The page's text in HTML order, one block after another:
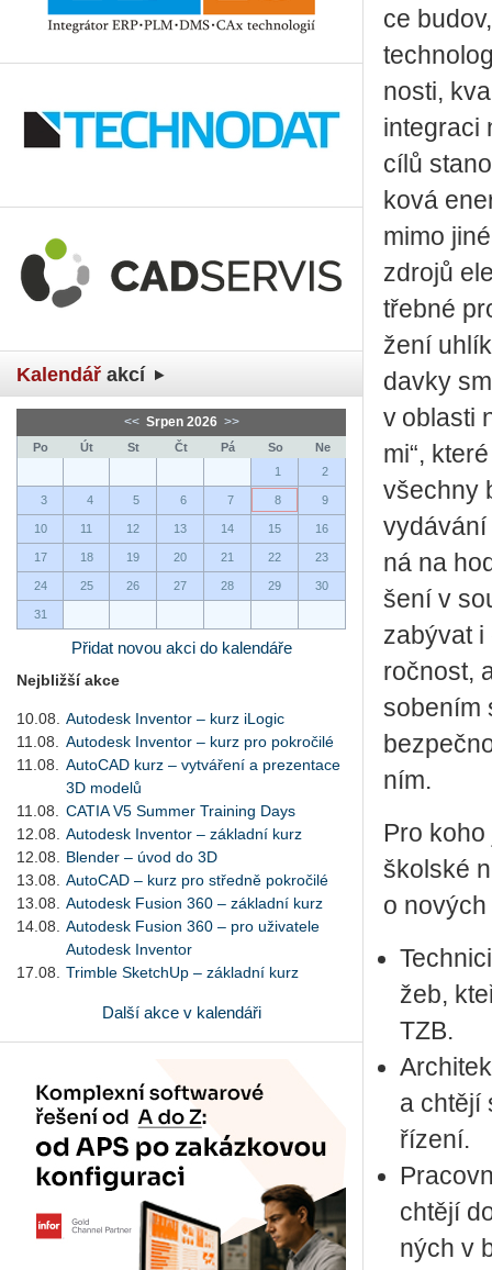
Kalendář akcí
<< Srpen 2026 >>
Po Út St Čt Pá So
Ne
1
2
3 4 5 6 7 8 9
10 11 12 13 14 15 16
17 18 19 20 21 22 23
24 25 26 27 28 29 30
31
Přidat novou akci do kalendáře
Nejbližší akce
10.08.
Autodesk Inventor – kurz iLogic
11.08.
Autodesk Inventor – kurz pro pokročilé
11.08.
AutoCAD kurz – vytváření a prezentace
3D modelů
11.08.
CATIA V5 Summer Training Days
12.08.
Autodesk Inventor – základní kurz
12.08.
Blender – úvod do 3D
13.08.
AutoCAD – kurz pro středně pokročilé
13.08.
Autodesk Fusion 360 – základní kurz
14.08.
Autodesk Fusion 360 – pro uživatele
Autodesk Inventor
17.08.
Trimble SketchUp – základní kurz
Další akce v kalendáři
ce
nos­ti,
in­te­gra­ci
cílů
ko­vá
mimo
zdro­jů
třeb­né
že­ní
dav­ky
v ob­las­ti
mi“,
všech­ny
ná na
še­ní v
za­bý­vat
roč­nost,
so­be­ním
ním.
Pro
škol­ské
o
žeb,
TZB.
a chtě­jí
ří­ze­ní.
chtě­jí
ných v